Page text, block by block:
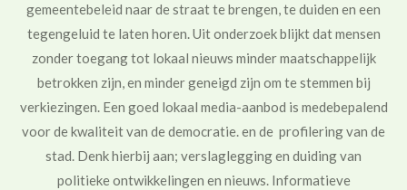
gemeentebeleid naar de straat te brengen, te duiden en een
tegengeluid te laten horen. Uit onderzoek blijkt dat mensen
zonder toegang tot lokaal nieuws minder maatschappelijk
betrokken zijn, en minder geneigd zijn om te stemmen bij
verkiezingen. Een goed lokaal media-aanbod is medebepalend
voor de kwaliteit van de democratie. en de profilering van de
stad. Denk hierbij aan; verslaglegging en duiding van
politieke ontwikkelingen en nieuws. Informatieve